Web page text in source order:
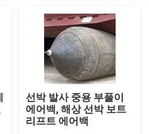
선박 발사 중용 부풀이
에어백, 해상 선박 보트
리프트 에어백